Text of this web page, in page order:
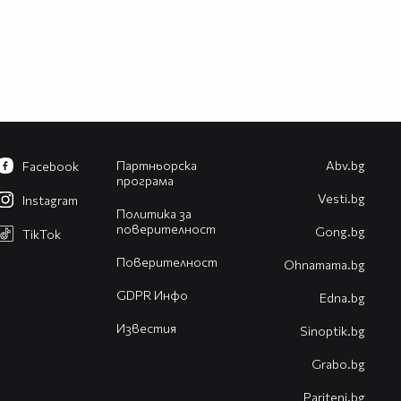
Партньорска
програма
Политика за
поверителност
Поверителност
GDPR Инфо
Известия
Facebook
Instagram
TikTok
Abv.bg
Vesti.bg
Gong.bg
Оhnamama.bg
Edna.bg
Sinoptik.bg
Grabo.bg
Pariteni.bg